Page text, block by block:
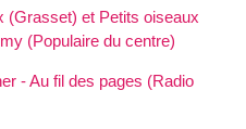
(Grasset) et Petits oiseaux
(Populaire du centre)
- Au fil des pages (Radio